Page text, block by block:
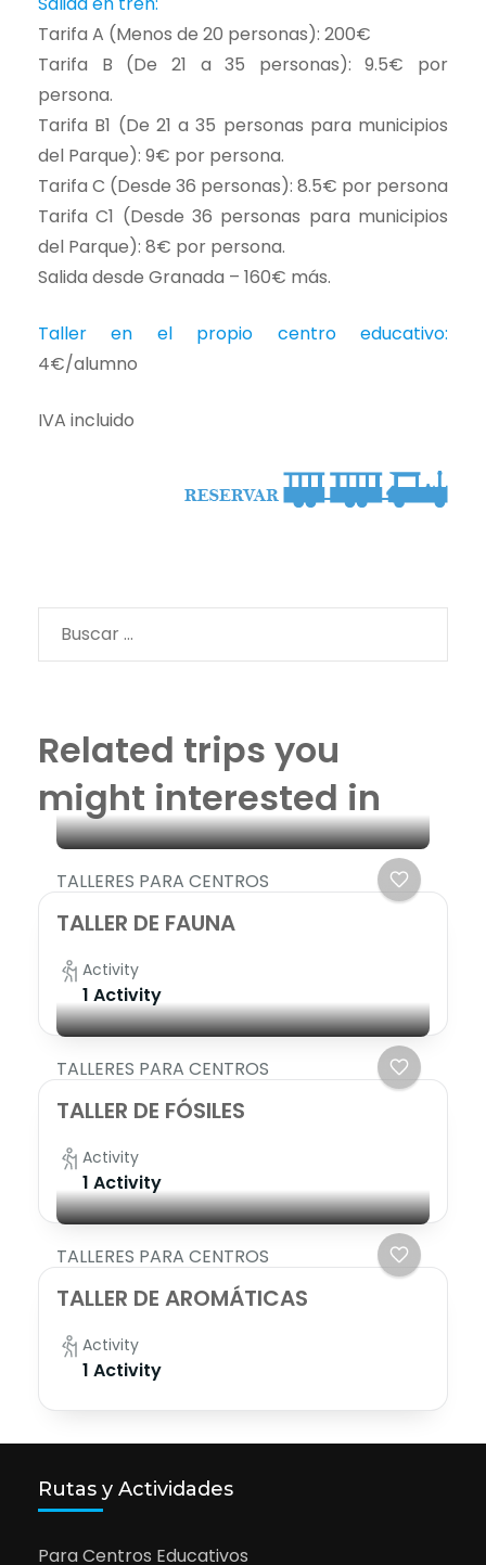
Tarifa A (Menos de 20 personas): 200€
Tarifa B (De 21 a 35 personas): 9.5€ por
persona.
Tarifa B1 (De 21 a 35 personas para municipios
del Parque): 9€ por persona.
Tarifa C (Desde 36 personas): 8.5€ por persona
Tarifa C1 (Desde 36 personas para municipios
del Parque): 8€ por persona.
Salida desde Granada – 160€ más.
Taller en el propio centro educativo:
4€/alumno
IVA incluido
Buscar:
Related trips you
might interested in
TALLERES PARA CENTROS
TALLER DE FAUNA
Activity
1 Activity
TALLERES PARA CENTROS
TALLER DE FÓSILES
Activity
1 Activity
TALLERES PARA CENTROS
TALLER DE AROMÁTICAS
Activity
1 Activity
Rutas y Actividades
Para Centros Educativos